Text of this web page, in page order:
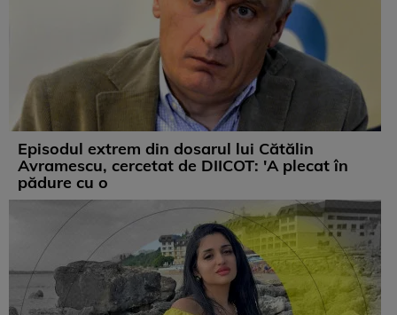
Episodul extrem din dosarul lui Cătălin
Avramescu, cercetat de DIICOT: 'A plecat în
pădure cu o